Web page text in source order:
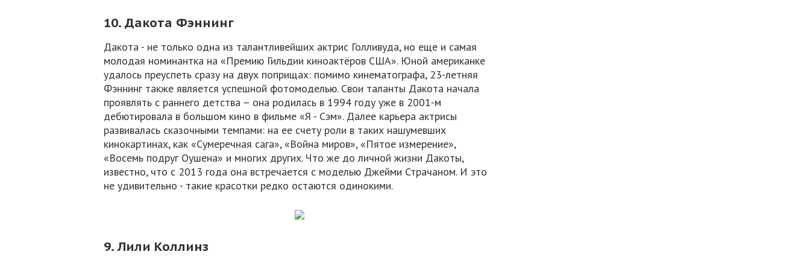
10. Дакота Фэннинг
Дакота - не только одна из талантливейших актрис Голливуда, но еще и самая
молодая номинантка на «Премию Гильдии киноактёров США». Юной американке
удалось преуспеть сразу на двух поприщах: помимо кинематографа, 23-летняя
Фэннинг также является успешной фотомоделью. Свои таланты Дакота начала
проявлять с раннего детства – она родилась в 1994 году уже в 2001-м
дебютировала в большом кино в фильме «Я - Сэм». Далее карьера актрисы
развивалась сказочными темпами: на ее счету роли в таких нашумевших
кинокартинах, как «Сумеречная сага», «Война миров», «Пятое измерение»,
«Восемь подруг Оушена» и многих других. Что же до личной жизни Дакоты,
известно, что с 2013 года она встречается с моделью Джейми Страчаном. И это
не удивительно - такие красотки редко остаются одинокими.
9. Лили Коллинз